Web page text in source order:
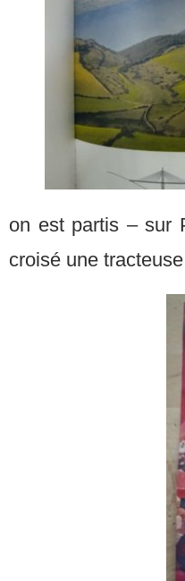
on est partis – sur
croisé une tracteuse